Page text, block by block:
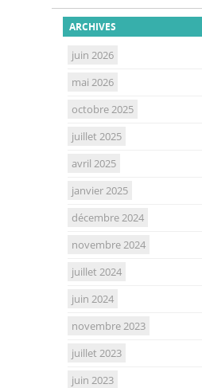
ARCHIVES
juin 2026
mai 2026
octobre 2025
juillet 2025
avril 2025
janvier 2025
décembre 2024
novembre 2024
juillet 2024
juin 2024
novembre 2023
juillet 2023
juin 2023